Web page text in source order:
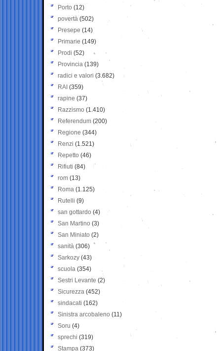
Porto (12)
povertà (502)
Presepe (14)
Primarie (149)
Prodi (52)
Provincia (139)
radici e valori (3.682)
RAI (359)
rapine (37)
Razzismo (1.410)
Referendum (200)
Regione (344)
Renzi (1.521)
Repetto (46)
Rifiuti (84)
rom (13)
Roma (1.125)
Rutelli (9)
san gottardo (4)
San Martino (3)
San Miniato (2)
sanità (306)
Sarkozy (43)
scuola (354)
Sestri Levante (2)
Sicurezza (452)
sindacati (162)
Sinistra arcobaleno (11)
Soru (4)
sprechi (319)
Stampa (373)